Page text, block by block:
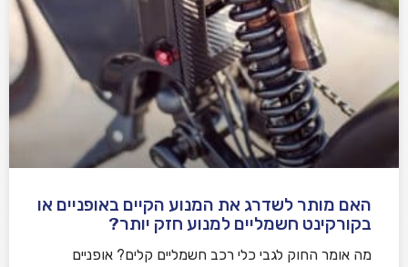
האם מותר לשדרג את המנוע הקיים באופניים או
בקורקינט חשמליים למנוע חזק יותר?
מה אומר החוק לגבי כלי רכב חשמליים קלים? אופניים